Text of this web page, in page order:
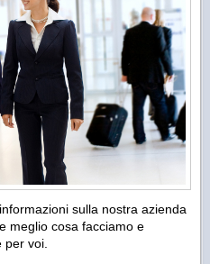
sulla nostra azienda
meglio cosa facciamo e
voi.